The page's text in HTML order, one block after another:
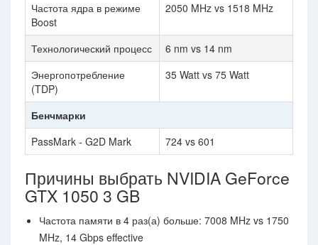
Частота ядра в режиме
Boost
2050 MHz vs 1518 MHz
Технологический процесс
6 nm vs 14 nm
Энергопотребление
(TDP)
35 Watt vs 75 Watt
Бенчмарки
PassMark - G2D Mark
724 vs 601
Причины выбрать NVIDIA GeForce
GTX 1050 3 GB
Частота памяти в 4 раз(а) больше: 7008 MHz vs 1750
MHz, 14 Gbps effective